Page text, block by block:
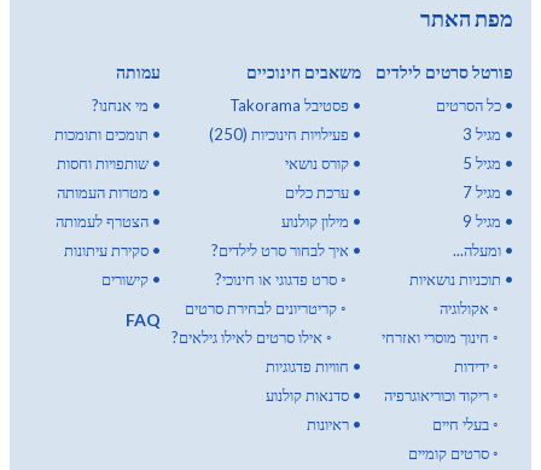
מפת האתר
פורטל סרטים לילדים
• כל הסרטים
• מגיל 3
• מגיל 5
• מגיל 7
• מגיל 9
• ומעלה...
• תוכניות נושאיות
◦אקולוגיה
◦ חינוך מוסרי ואזרחי
◦ידידות
◦ריקוד וכוריאוגרפיה
◦בעלי חיים
◦סרטים קומיים
משאבים חינוכיים
• פסטיבל Takorama
• פעילויות חינוכיות (250)
• קורס נושאי
• ערכת כלים
• מילון קולנוע
• איך לבחור סרט לילדים?
◦סרט פדגוגי או חינוכי?
◦קריטריונים לבחירת סרטים
◦אילו סרטים לאילו גילאים?
• חוויות פדגוגיות
• סדנאות קולנוע
• ראיונות
עמותה
• מי אנחנו?
• תומכים ותומכות
•שותפויות וחסות
• מטרות העמותה
•הצטרף לעמותה
•סקירת עיתונות
•קישורים
FAQ